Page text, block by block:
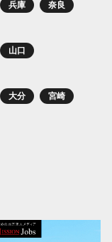
兵庫 奈良
山口
大分 宮崎